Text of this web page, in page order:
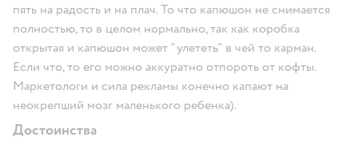
пять на радость и на плач. То что капюшон не снимается
полностью, то в целом нормально, так как коробка
открытая и капюшон может "улететь" в чей то карман.
Если что, то его можно аккуратно отпороть от кофты.
Маркетологи и сила рекламы конечно капают на
неокрепший мозг маленького ребенка).
Достоинства